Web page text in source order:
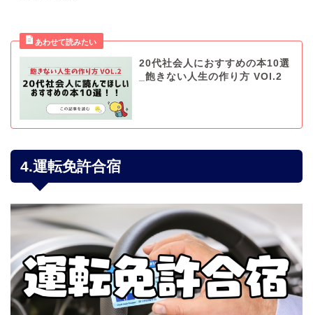
20代社会人におすすめの本10選
_飽きない人生の作り方 VOl.2
4.運転免許合宿